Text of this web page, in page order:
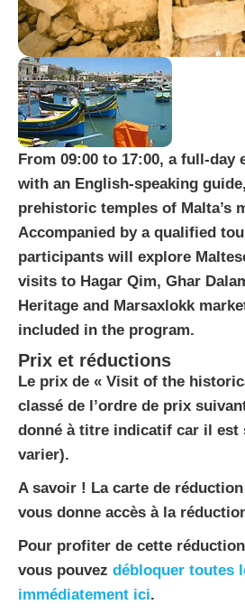
From 09:00 to 17:00, a full-day
with an English-speaking
prehistoric temples of Malta’s
Accompanied by a qualified
participants will explore
visits to Hagar Qim, Ghar
Heritage and Marsaxlokk
included in the program.
Prix et réductions
Le prix de « Visit of the
classé de l’ordre de prix
donné à titre indicatif car il est
varier).
A savoir ! La carte de
vous donne accès à la
Pour profiter de cette
vous pouvez débloquer toutes
immédiatement ici.